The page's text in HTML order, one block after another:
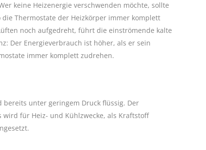
keine Heizenergie verschwenden möchte, sollte
Thermostate der Heizkörper immer komplett
noch aufgedreht, führt die einströmende kalte
Der Energieverbrauch ist höher, als er sein
immer komplett zudrehen.
bereits unter geringem Druck flüssig. Der
für Heiz- und Kühlzwecke, als Kraftstoff